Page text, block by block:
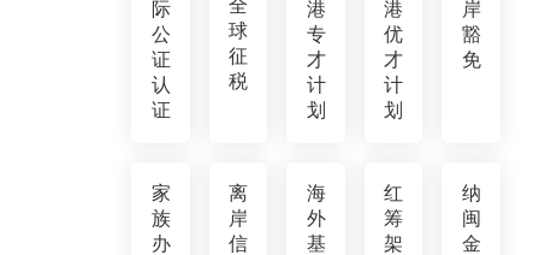
际
公
证
认
证
全
球
征
税
港
专
才
计
划
港
优
才
计
划
岸
豁
免
家
族
办
离
岸
信
海
外
基
红
筹
架
纳
闽
金